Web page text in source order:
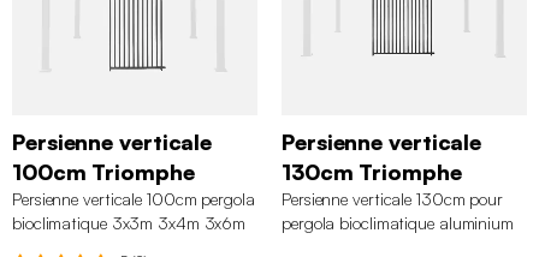
Persienne verticale
100cm Triomphe
Persienne verticale 100cm pergola
bioclimatique 3x3m 3x4m 3x6m
Persienne verticale
130cm Triomphe
Persienne verticale 130cm pour
pergola bioclimatique aluminium